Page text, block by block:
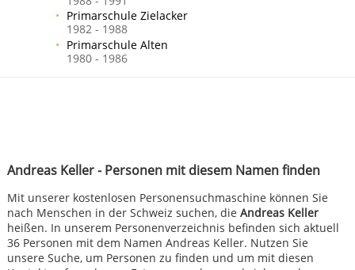
Andreas Keller - Personen mit diesem Namen finden
Mit unserer kostenlosen Personensuchmaschine können Sie
nach Menschen in der Schweiz suchen, die Andreas Keller
heißen. In unserem Personenverzeichnis befinden sich aktuell
36 Personen mit dem Namen Andreas Keller. Nutzen Sie
unsere Suche, um Personen zu finden und um mit diesen
Primarschule Zielacker
1982 - 1988
Primarschule Alten
1980 - 1986